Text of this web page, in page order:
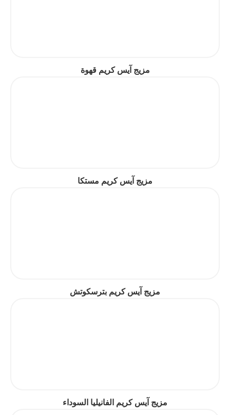
مزيج آيس كريم قهوة
مزيج آيس كريم مستكا
مزيج آيس كريم بترسكوتش
مزيج آيس كريم الفانيليا السوداء